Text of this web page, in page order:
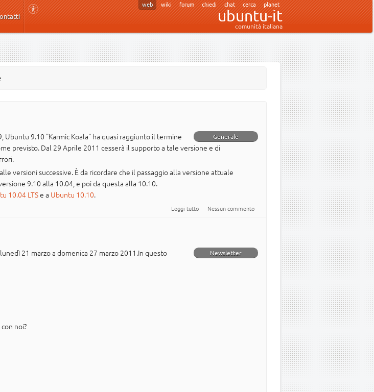
web wiki forum chiedi chat cerca planet
ubuntu-it
comunità italiana
Generale
9.10 "Karmic Koala" ha quasi raggiunto il termine
previsto. Dal 29 Aprile 2011 cesserà il supporto a tale versione e di
versioni successive. È da ricordare che il passaggio alla versione attuale
9.10 alla 10.04, e poi da questa alla 10.10.
10.04 LTSe a Ubuntu 10.10.
Leggi tutto su Fine del ciclo di vita per Ubuntu 9.10
Nessun commento
Newsletter
21 marzo a domenica 27 marzo 2011.In questo
noi?